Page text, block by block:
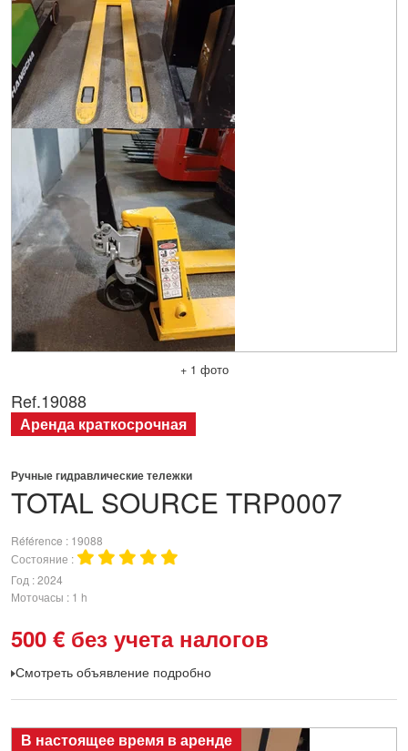
+ 1 фото
TOTAL SOURCE TRP0007
Ручные гидравлические тележки
Référence
19088
Состояние
Год 2024
Моточасы
1 h
500 € без учета налогов
Смотреть объявление подробно
Ref.19088
Аренда краткосрочная
В настоящее время в аренде